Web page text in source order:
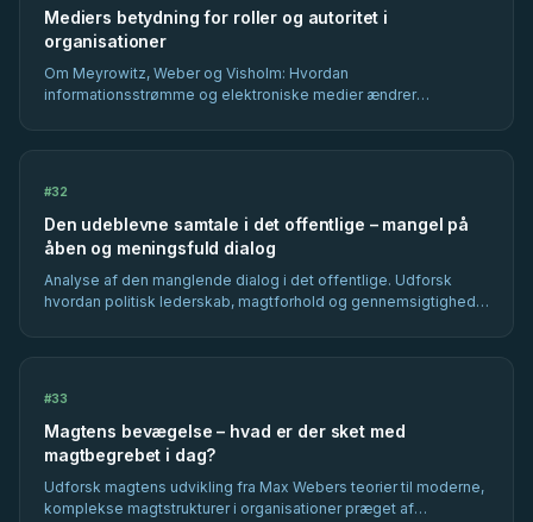
Mediers betydning for roller og autoritet i
organisationer
Om Meyrowitz, Weber og Visholm: Hvordan
informationsstrømme og elektroniske medier ændrer
#32
Den udeblevne samtale i det offentlige – mangel på
åben og meningsfuld dialog
Analyse af den manglende dialog i det offentlige. Udforsk
hvordan politisk lederskab, magtforhold og gennemsigtighed
#33
Magtens bevægelse – hvad er der sket med
magtbegrebet i dag?
Udforsk magtens udvikling fra Max Webers teorier til moderne,
komplekse magtstrukturer i organisationer præget af